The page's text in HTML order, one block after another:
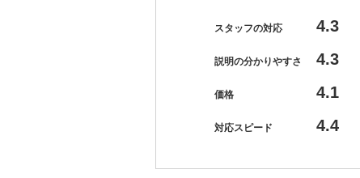
スタッフの対応 4.3
説明の分かりやすさ 4.3
価格 4.1
対応スピード 4.4